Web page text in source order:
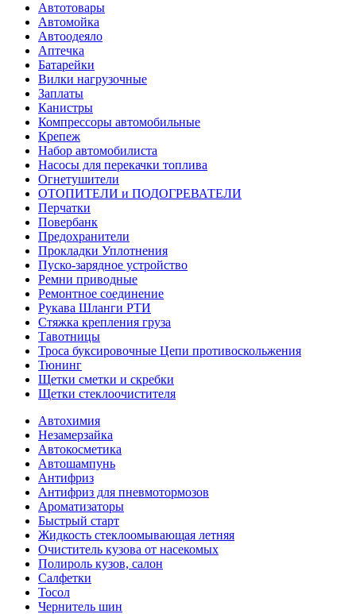
Автотовары
Автомойка
Автоодеяло
Аптечка
Батарейки
Вилки нагрузочные
Заплаты
Канистры
Компрессоры автомобильные
Крепеж
Набор автомобилиста
Насосы для перекачки топлива
Огнетушители
ОТОПИТЕЛИ и ПОДОГРЕВАТЕЛИ
Перчатки
Повербанк
Предохранители
Прокладки Уплотнения
Пуско-зарядное устройство
Ремни приводные
Ремонтное соединение
Рукава Шланги РТИ
Стяжка крепления груза
Тавотницы
Троса буксировочные Цепи противоскольжения
Тюнинг
Щетки сметки и скребки
Щетки стеклоочистителя
Автохимия
Незамерзайка
Автокосметика
Автошампунь
Антифриз
Антифриз для пневмотормозов
Ароматизаторы
Быстрый старт
Жидкость стеклоомывающая летняя
Очиститель кузова от насекомых
Полироль кузов, салон
Салфетки
Тосол
Чернитель шин